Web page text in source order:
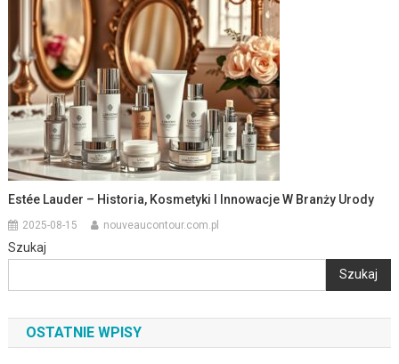
Estée Lauder – Historia, Kosmetyki I Innowacje W Branży Urody
2025-08-15 nouveaucontour.com.pl
Szukaj
Szukaj
OSTATNIE WPISY